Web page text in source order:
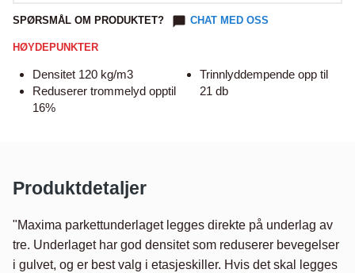
SPØRSMÅL OM PRODUKTET? CHAT MED OSS
HØYDEPUNKTER
Densitet 120 kg/m3
Reduserer trommelyd opptil
16%
Trinnlyddempende opp til
21 db
Produktdetaljer
"Maxima parkettunderlaget legges direkte på underlag av
tre. Underlaget har god densitet som reduserer bevegelser
i gulvet, og er best valg i etasjeskiller. Hvis det skal legges